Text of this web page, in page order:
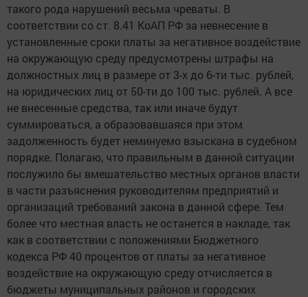
такого рода нарушений весьма чреваты. В
соответствии со ст. 8.41 КоАП РФ за невнесение в
установленные сроки платы за негативное воздействие
на окружающую среду предусмотрены штрафы на
должностных лиц в размере от 3-х до 6-ти тыс. рублей,
на юридических лиц от 50-ти до 100 тыс. рублей. А все
не внесенные средства, так или иначе будут
суммироваться, а образовавшаяся при этом
задолженность будет неминуемо взыскана в судебном
порядке. Полагаю, что правильным в данной ситуации
послужило бы вмешательство местных органов власти
в части разъяснения руководителям предприятий и
организаций требований закона в данной сфере. Тем
более что местная власть не останется в накладе, так
как в соответствии с положениями Бюджетного
кодекса РФ 40 процентов от платы за негативное
воздействие на окружающую среду отчисляется в
бюджеты муниципальных районов и городских